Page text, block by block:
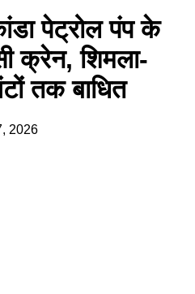
पेट्रोल पंप के
क्रेन, शिमला-
तक बाधित
2026